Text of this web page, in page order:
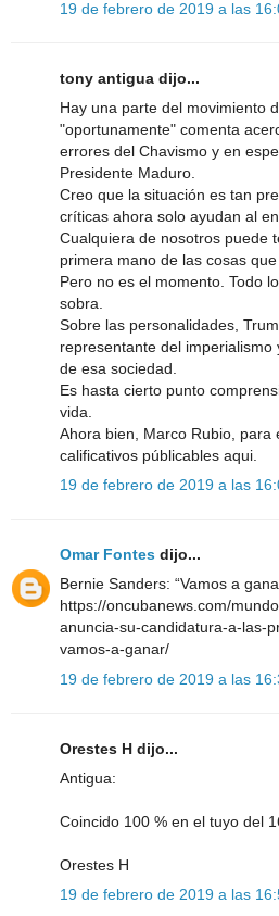
19 de febrero de 2019 a las
tony antigua dijo...
Hay una parte del movimiento
"oportunamente" comenta
errores del Chavismo y en
Presidente Maduro.
Creo que la situación es tan
críticas ahora solo ayudan al
Cualquiera de nosotros puede
primera mano de las cosas
Pero no es el momento. Todo
sobra.
Sobre las personalidades,
representante del
de esa sociedad.
Es hasta cierto punto
vida.
Ahora bien, Marco Rubio, para
calificativos públicables aqui.
19 de febrero de 2019 a las
Omar Fontes dijo...
Bernie Sanders: “Vamos a
https://oncubanews.com/
anuncia-su-candidatura-a-las-
vamos-a-ganar/
19 de febrero de 2019 a las
Orestes H dijo...
Antigua:
Coincido 100 % en el tuyo del
Orestes H
19 de febrero de 2019 a las